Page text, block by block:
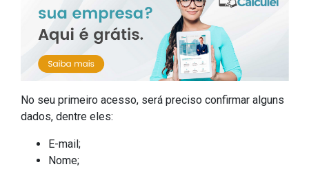
No seu primeiro acesso, será preciso confirmar alguns
dados, dentre eles:
E-mail;
Nome;